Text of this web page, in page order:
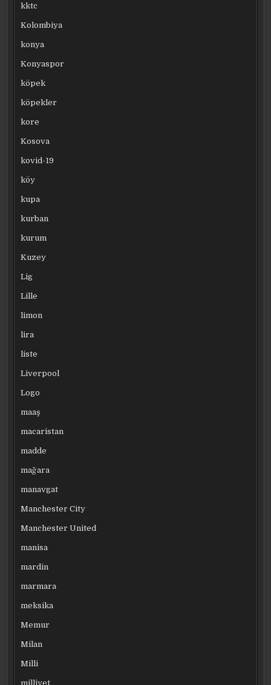
kktc
Kolombiya
konya
Konyaspor
köpek
köpekler
kore
Kosova
kovid-19
köy
kupa
kurban
kurum
Kuzey
Lig
Lille
limon
lira
liste
Liverpool
Logo
maaş
macaristan
madde
mağara
manavgat
Manchester City
Manchester United
manisa
mardin
marmara
meksika
Memur
Milan
Milli
milliyet